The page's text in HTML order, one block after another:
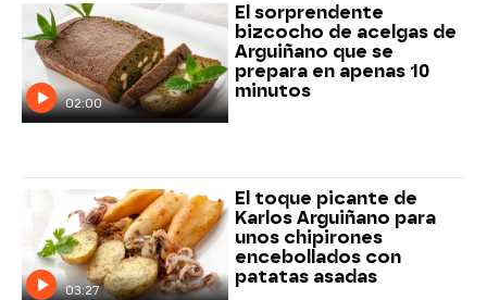
02:00
El sorprendente
bizcocho de acelgas de
Arguiñano que se
prepara en apenas 10
minutos
03:27
El toque picante de
Karlos Arguiñano para
unos chipirones
encebollados con
patatas asadas